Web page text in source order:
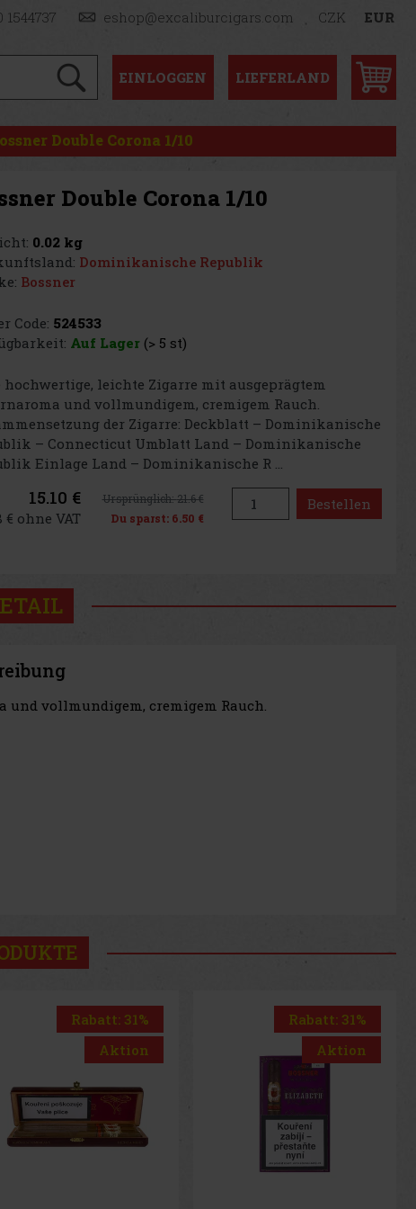
1544737 eshop@excaliburcigars.com CZK EUR
EINLOGGEN LIEFERLAND
Double Corona 1/10
Double Corona 1/10
0.02 kg
Dominikanische Republik
Bossner
Code: 524533
Auf Lager(> 5 st)
hochwertige, leichte Zigarre mit ausgeprägtem
und vollmundigem, cremigem Rauch.
der Zigarre: Deckblatt – Dominikanische
– Connecticut Umblatt Land – Dominikanische
Einlage Land – Dominikanische R ...
15.10 €
€ ohne VAT
Ursprünglich:21.6 €
Du sparst: 6.50 €
Bestellen
vollmundigem, cremigem Rauch.
Rabatt: 31%
Aktion
Rabatt: 31%
Aktion